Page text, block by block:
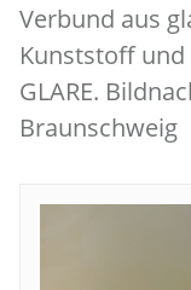
Verbund aus
Kunststoff
GLARE.
Braunschweig